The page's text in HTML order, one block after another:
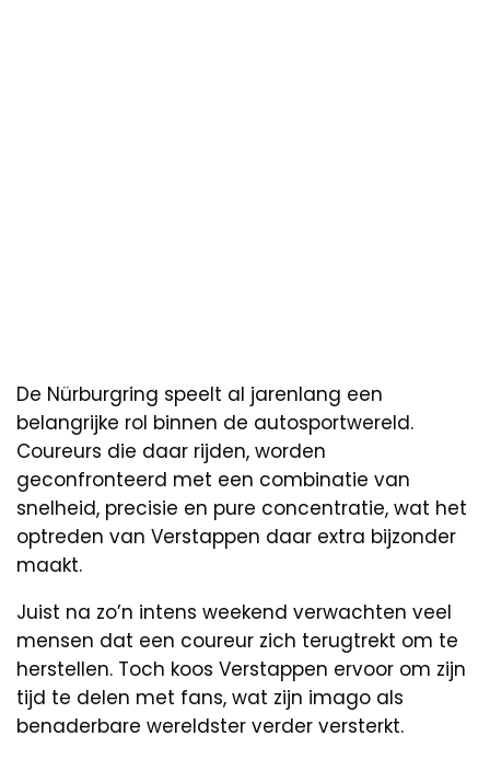
De Nürburgring speelt al jarenlang een
belangrijke rol binnen de autosportwereld.
Coureurs die daar rijden, worden
geconfronteerd met een combinatie van
snelheid, precisie en pure concentratie, wat het
optreden van Verstappen daar extra bijzonder
maakt.
Juist na zo’n intens weekend verwachten veel
mensen dat een coureur zich terugtrekt om te
herstellen. Toch koos Verstappen ervoor om zijn
tijd te delen met fans, wat zijn imago als
benaderbare wereldster verder versterkt.